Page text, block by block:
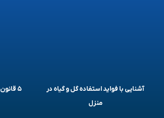
آشنایی با فواید استفاده گل و گیاه در
منزل
۵